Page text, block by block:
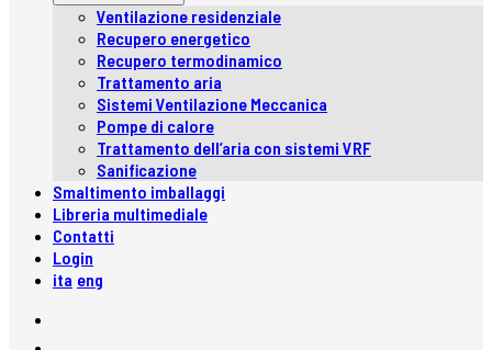
Ventilazione residenziale
Recupero energetico
Recupero termodinamico
Trattamento aria
Sistemi Ventilazione Meccanica
Pompe di calore
Trattamento dell’aria con sistemi VRF
Sanificazione
Smaltimento imballaggi
Libreria multimediale
Contatti
Login
ita eng